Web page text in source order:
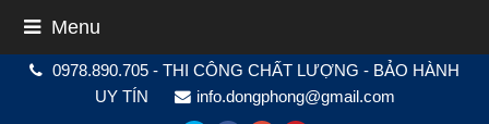
Menu
0978.890.705 - THI CÔNG CHẤT LƯỢNG - BẢO HÀNH
UY TÍN
info.dongphong@gmail.com